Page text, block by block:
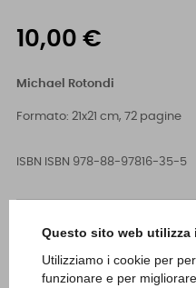
Questo sito web utilizza
Utilizziamo i cookie per
funzionare e per
10,00 €
Michael Rotondi
Formato: 21x21 cm, 72 pagine
ISBN ISBN 978-88-97816-35-5